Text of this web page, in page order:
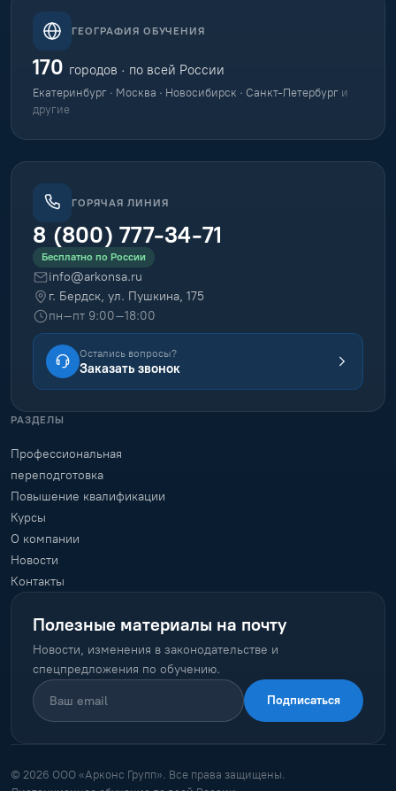
ГЕОГРАФИЯ ОБУЧЕНИЯ
170 городов · по всей России
Екатеринбург · Москва · Новосибирск · Санкт-Петербург и
другие
ГОРЯЧАЯ ЛИНИЯ
8 (800) 777-34-71
Бесплатно по России
info@arkonsa.ru
г. Бердск, ул. Пушкина, 175
пн–пт 9:00–18:00
Остались вопросы?
Заказать звонок
РАЗДЕЛЫ
Профессиональная
переподготовка
Повышение квалификации
Курсы
О компании
Новости
Контакты
Полезные материалы на почту
Новости, изменения в законодательстве и
спецпредложения по обучению.
Подписаться
© 2026 ООО «Арконс Групп». Все права защищены.